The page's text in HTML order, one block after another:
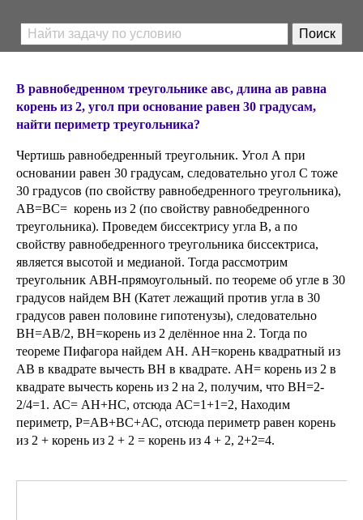
В равнобедренном треугольнике авс, длина ав равна
корень из 2, угол при основание равен 30 градусам,
найти периметр треугольника?
Чертишь равнобедренный треугольник. Угол А при
основании равен 30 градусам, следовательно угол С тоже
30 градусов (по свойству равнобедренного треугольника),
АВ=ВС= корень из 2 (по свойству равнобедренного
треугольника). Проведем биссектрису угла В, а по
свойству равнобедренного треугольника биссектриса,
является высотой и медианой. Тогда рассмотрим
треугольник АВН-прямоугольный. по теореме об угле в 30
градусов найдем ВН (Катет лежащий против угла в 30
градусов равен половине гипотенузы), следовательно
ВН=АВ/2, ВН=корень из 2 делённое нна 2. Тогда по
теореме Пифагора найдем АН. АН=корень квадратный из
АВ в квадрате вычесть ВН в квадрате. АН= корень из 2 в
квадрате вычесть корень из 2 на 2, получим, что ВН=2-
2/4=1. АС= АН+НС, отсюда АС=1+1=2, Находим
периметр, Р=АВ+ВС+АС, отсюда периметр равен корень
из 2 + корень из 2 + 2 = корень из 4 + 2, 2+2=4.